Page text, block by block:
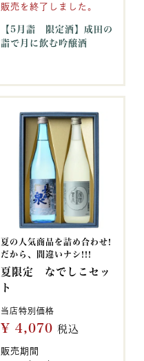
販売を終了しました。
【5月詣 限定酒】成田の
詣で月に飲む吟醸酒
夏の人気商品を詰め合わせ!
だから、間違いナシ!!!
夏限定 なでしこセッ
ト
当店特別価格
¥ 4,070 税込
販売期間